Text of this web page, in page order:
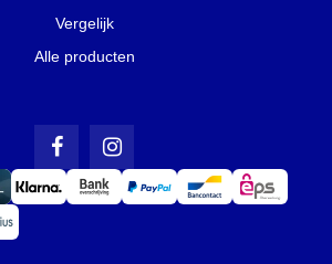
Vergelijk
Alle producten